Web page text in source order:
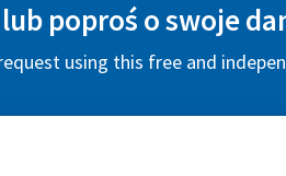
poproś o swoje
using this free and